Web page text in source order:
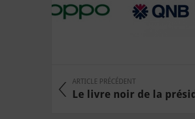
ARTICLE PRÉCÉDENT
Le livre noir de la